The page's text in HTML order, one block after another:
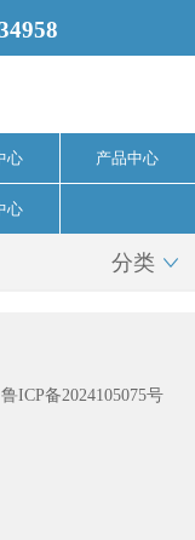
心 产品中心
心
分类 
鲁ICP备2024105075号